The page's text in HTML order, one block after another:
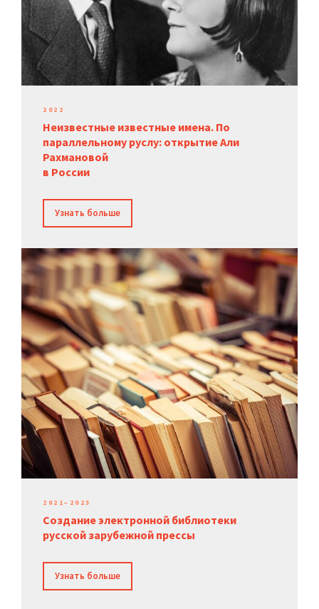
2022
Неизвестные известные имена. По
параллельному руслу: открытие Али
Рахмановой
в России
Узнать больше
2021–2023
Создание электронной библиотеки
русской зарубежной прессы
Узнать больше